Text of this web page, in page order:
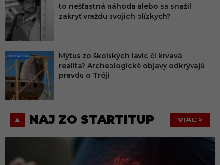
MIU
M
to nešťastná náhoda alebo sa snažil
zakryť vraždu svojich blízkych?
PRE
MIU
M
Mýtus zo školských lavíc či krvavá
realita? Archeologické objavy odkrývajú
pravdu o Tróji
NAJ ZO STARTITUP VIAC >